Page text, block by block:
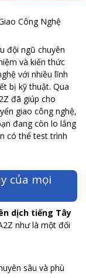
Công Nghệ
đội ngũ chuyên
và kiến thức
với nhiều lĩnh
bị kỹ thuật. Qua
đã giúp cho
giao công nghệ,
đang còn lo lắng
có thể test trình
của mọi
dịch tiếng Tây
như là một đối
sâu và phù